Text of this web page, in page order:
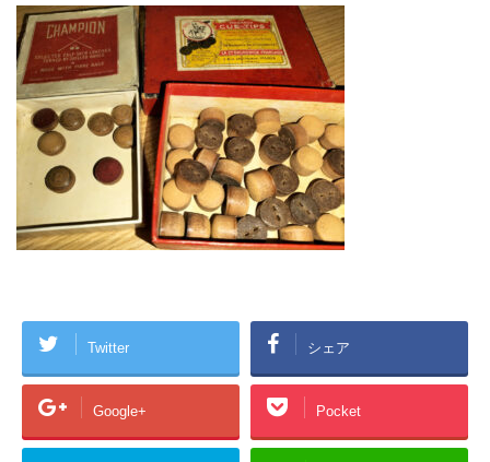
Twitter シェア
Google+ Pocket